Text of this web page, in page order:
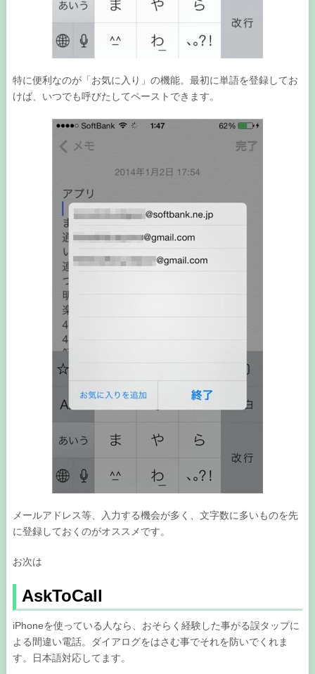
特に便利なのが「お気に入り」の機能。最初に単語を登録してお
けば、いつでも呼びたしてペーストできます。
メールアドレス等、入力する機会が多く、文字数に多いものを先
に登録しておくのがオススメです。
お次は
AskToCall
iPhoneを使っている人なら、おそらく経験した事がる誤タップに
よる間違い電話。ダイアログをはさむ事でそれを防いでくれま
す。日本語対応してます。